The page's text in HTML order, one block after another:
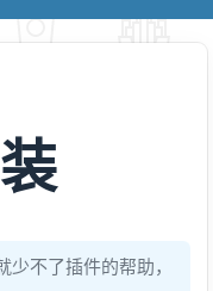
不了插件的帮助，